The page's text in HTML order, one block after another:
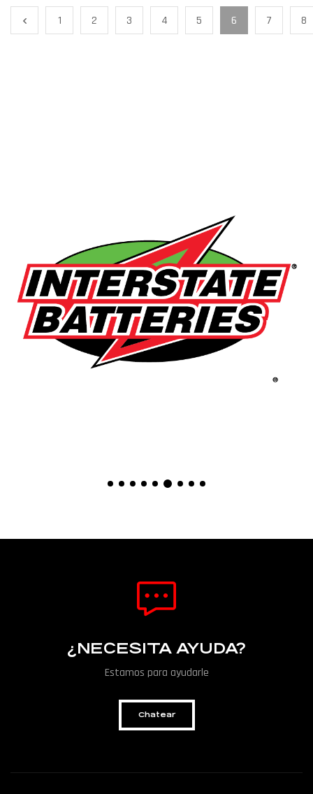
1 2 3 4 5 6 7 8
¿NECESITA AYUDA?
Estamos para ayudarle
Chatear